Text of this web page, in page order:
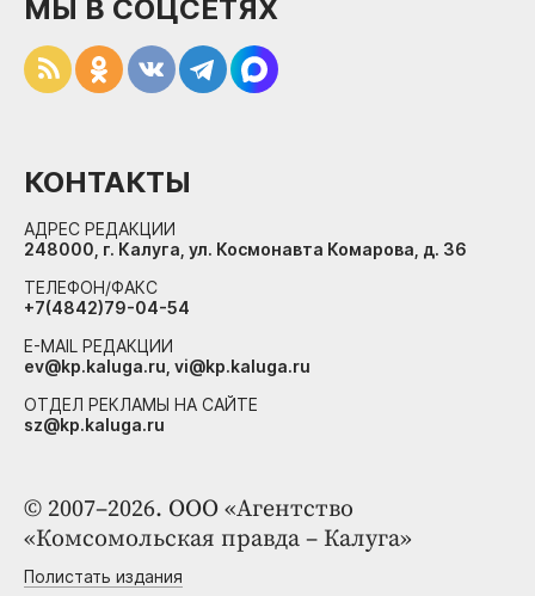
© 2007–2026. ООО «Агентство
«Комсомольская правда – Калуга»
Полистать издания
МЫ В СОЦСЕТЯХ
КОНТАКТЫ
АДРЕС РЕДАКЦИИ
248000, г. Калуга, ул. Космонавта Комарова, д. 36
ТЕЛЕФОН/ФАКС
+7(4842)79-04-54
E-MAIL РЕДАКЦИИ
ev@kp.kaluga.ru, vi@kp.kaluga.ru
ОТДЕЛ РЕКЛАМЫ НА САЙТЕ
sz@kp.kaluga.ru